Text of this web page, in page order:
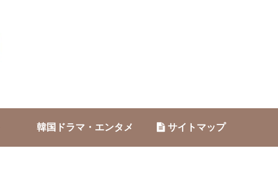
韓国ドラマ・エンタメ サイトマップ